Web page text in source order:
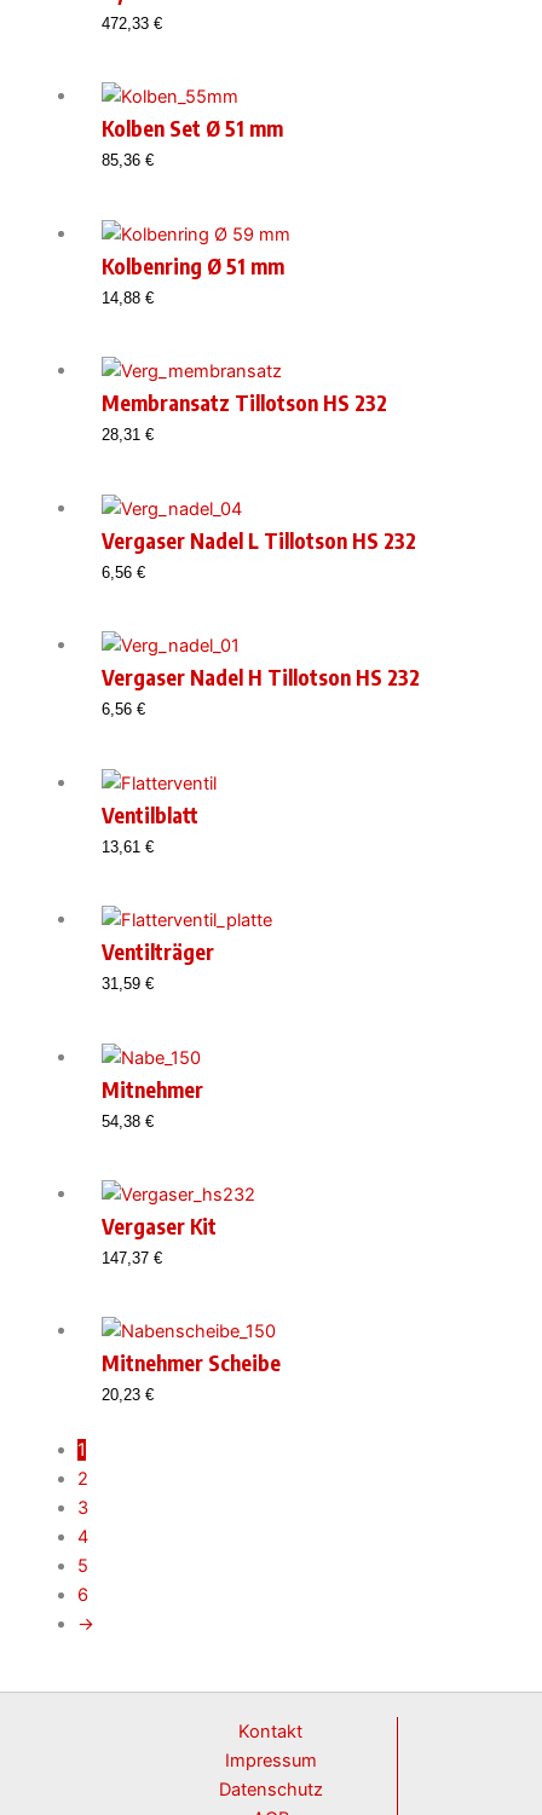
472,33 €
Kolben Set Ø 51 mm
85,36 €
Kolbenring Ø 51 mm
14,88 €
Membransatz Tillotson HS 232
28,31 €
Vergaser Nadel L Tillotson HS 232
6,56 €
Vergaser Nadel H Tillotson HS 232
6,56 €
Ventilblatt
13,61 €
Ventilträger
31,59 €
Mitnehmer
54,38 €
Vergaser Kit
147,37 €
Mitnehmer Scheibe
20,23 €
1
2
3
4
5
6
→
Kontakt
Impressum
Datenschutz